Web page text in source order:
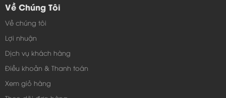
Về Chúng Tôi
Về chúng tôi
Lợi nhuận
Dịch vụ khách hàng
Điều khoản & Thanh toán
Xem giỏ hàng